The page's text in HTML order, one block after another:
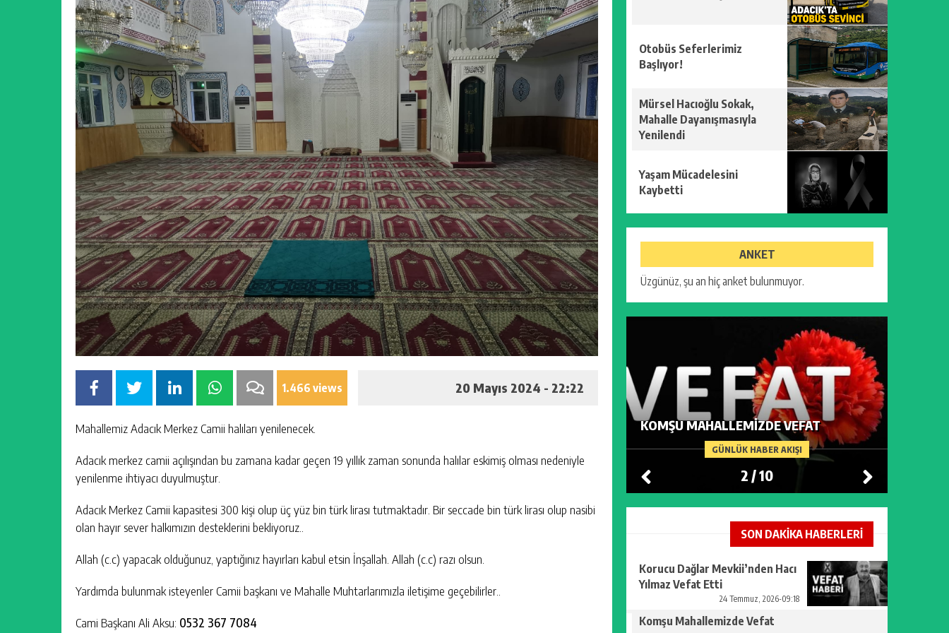
1.466 views 20 Mayıs 2024 - 22:22
Mahallemiz Adacık Merkez Camii halıları yenilenecek.
Adacık merkez camii açılışından bu zamana kadar geçen 19 yıllık zaman sonunda halılar eskimiş olması nedeniyle
yenilenme ihtiyacı duyulmuştur.
Adacık Merkez Camii kapasitesi 300 kişi olup üç yüz bin türk lirası tutmaktadır. Bir seccade bin türk lirası olup nasibi
olan hayır sever halkımızın desteklerini bekliyoruz..
Allah (c.c) yapacak olduğunuz, yaptığınız hayırları kabul etsin İnşallah. Allah (c.c) razı olsun.
porno
izle
Yardımda bulunmak isteyenler Camii başkanı ve Mahalle Muhtarlarımızla iletişime geçebilirler..
Cami Başkanı Ali Aksu: 0532 367 7084
Otobüs Seferlerimiz
Başlıyor!
Mürsel Hacıoğlu Sokak,
Mahalle Dayanışmasıyla
Yenilendi
Yaşam Mücadelesini
Kaybetti
ANKET
Üzgünüz, şu an hiç anket bulunmuyor.
ADACIKLI İMAMDAN ACI HABER
GÜNLÜK HABER AKIŞI
KOMŞU MAHALLEMIZDE VEFAT
2 /10
SON DAKİKA HABERLERİ
Korucu Dağlar Mevkii’nden Hacı
Yılmaz Vefat Etti
24 Temmuz, 2026-09:18
Komşu Mahallemizde Vefat